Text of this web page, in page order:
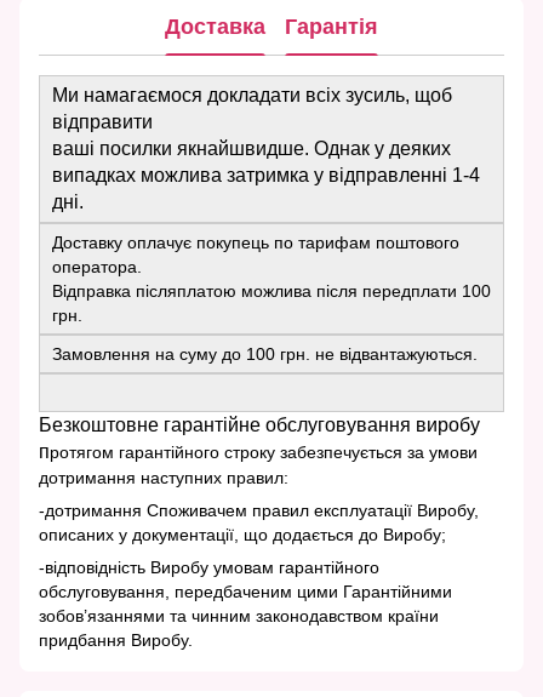
Доставка Гарантія
Ми намагаємося докладати всіх зусиль, щоб
відправити
ваші посилки якнайшвидше. Однак у деяких
випадках можлива затримка у відправленні 1-4
дні.
Доставку оплачує покупець по тарифам поштового
оператора.
Відправка післяплатою можлива після передплати 100
грн.
Замовлення на суму до 100 грн. не відвантажуються.
Безкоштовне гарантійне обслуговування виробу
протягом гарантійного строку забезпечується за умови
дотримання наступних правил:
-дотримання Споживачем правил експлуатації Виробу,
описаних у документації, що додається до Виробу;
-відповідність Виробу умовам гарантійного
обслуговування, передбаченим цими Гарантійними
зобов’язаннями та чинним законодавством країни
придбання Виробу.